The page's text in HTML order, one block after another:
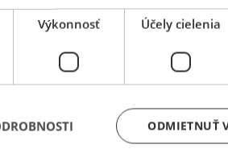
Výkonnosť Účely cielenia
ODMIETNUŤ